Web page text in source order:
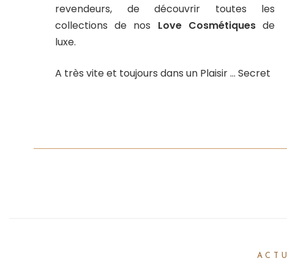
revendeurs, de découvrir toutes les
collections de nos Love Cosmétiquesde
luxe.
A très vite et toujours dans un Plaisir … Secret